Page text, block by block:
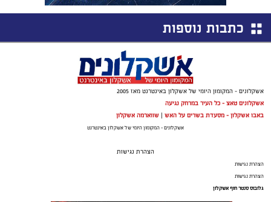
כתבות נוספות
אשקלונים - המקומון היומי של אשקלון באינטרנט מאז 2005
אשקלונים טאצ - כל העיר במרחק נגיעה
באבו אשקלון - מסעדת בשרים על האש | שווארמה אשקלון
אשקלונים - המקומון היומי של אשקלון באינטרנט
הצהרת נגישות
הצהרת נגישות
הצהרת נגישות
גלובוס סנטר חוף אשקלון